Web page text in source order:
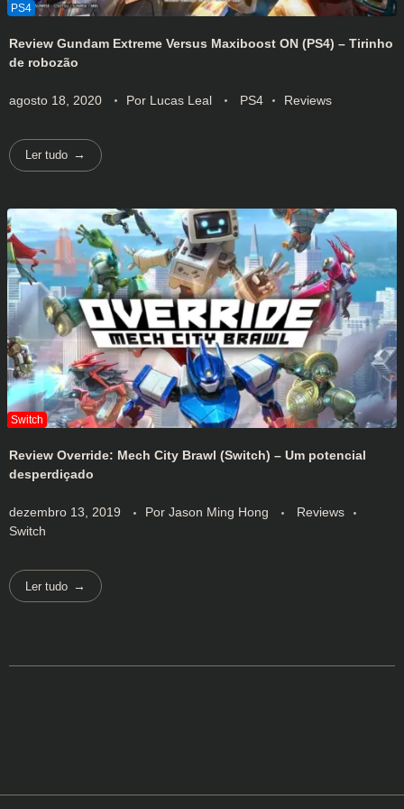
Review Gundam Extreme Versus Maxiboost ON (PS4) – Tirinho
de robozão
agosto 18, 2020 Por Lucas Leal PS4 Reviews
Ler tudo
Review Override: Mech City Brawl (Switch) – Um potencial
desperdiçado
dezembro 13, 2019 Por Jason Ming Hong
Reviews
Switch
Ler tudo